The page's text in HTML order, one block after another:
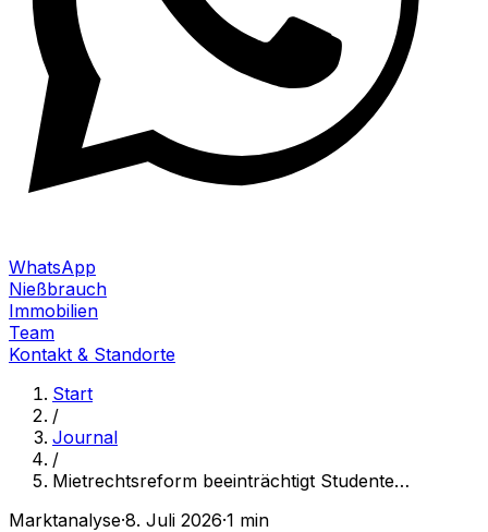
WhatsApp
Nießbrauch
Immobilien
Team
Kontakt & Standorte
Start
/
Journal
/
Mietrechtsreform beeinträchtigt Studente…
Marktanalyse·8. Juli 2026·1 min